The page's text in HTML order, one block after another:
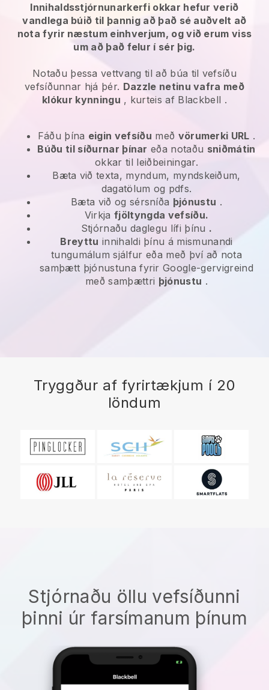
Innihaldsstjórnunarkerfi okkar hefur verið
vandlega búið til þannig að það sé auðvelt að
nota fyrir næstum einhverjum, og við erum viss
um að það felur í sér þig.
Notaðu þessa vettvang til að búa til vefsíðu
vefsíðunnar hjá þér. Dazzle netinu vafra með
klókur kynningu , kurteis af Blackbell .
Fáðu þína eigin vefsíðu með vörumerki URL .
Búðu til síðurnar þínar eða notaðu sniðmátin
okkar til leiðbeiningar.
Bæta við texta, myndum, myndskeiðum,
dagatölum og pdfs.
Bæta við og sérsníða þjónustu .
Virkjafjöltyngda vefsíðu.
Stjórnaðu daglegu lífi þínu .
Breyttu innihaldi þínu á mismunandi
tungumálum sjálfur eða með því að nota
samþætt þjónustuna fyrir Google-gervigreind
með samþættri þjónustu .
Tryggður af fyrirtækjum í 20
löndum
Stjórnaðu öllu vefsíðunni
þinni úr farsímanum þínum